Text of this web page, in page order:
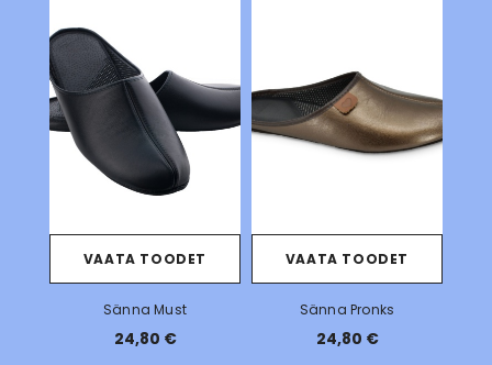
VAATA TOODET
Sänna Must
24,80 €
VAATA TOODET
Sänna Pronks
24,80 €